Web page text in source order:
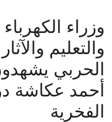
وزراء الكهرباء
والتعليم
الحربي
أحمد عكاشة
الفخرية